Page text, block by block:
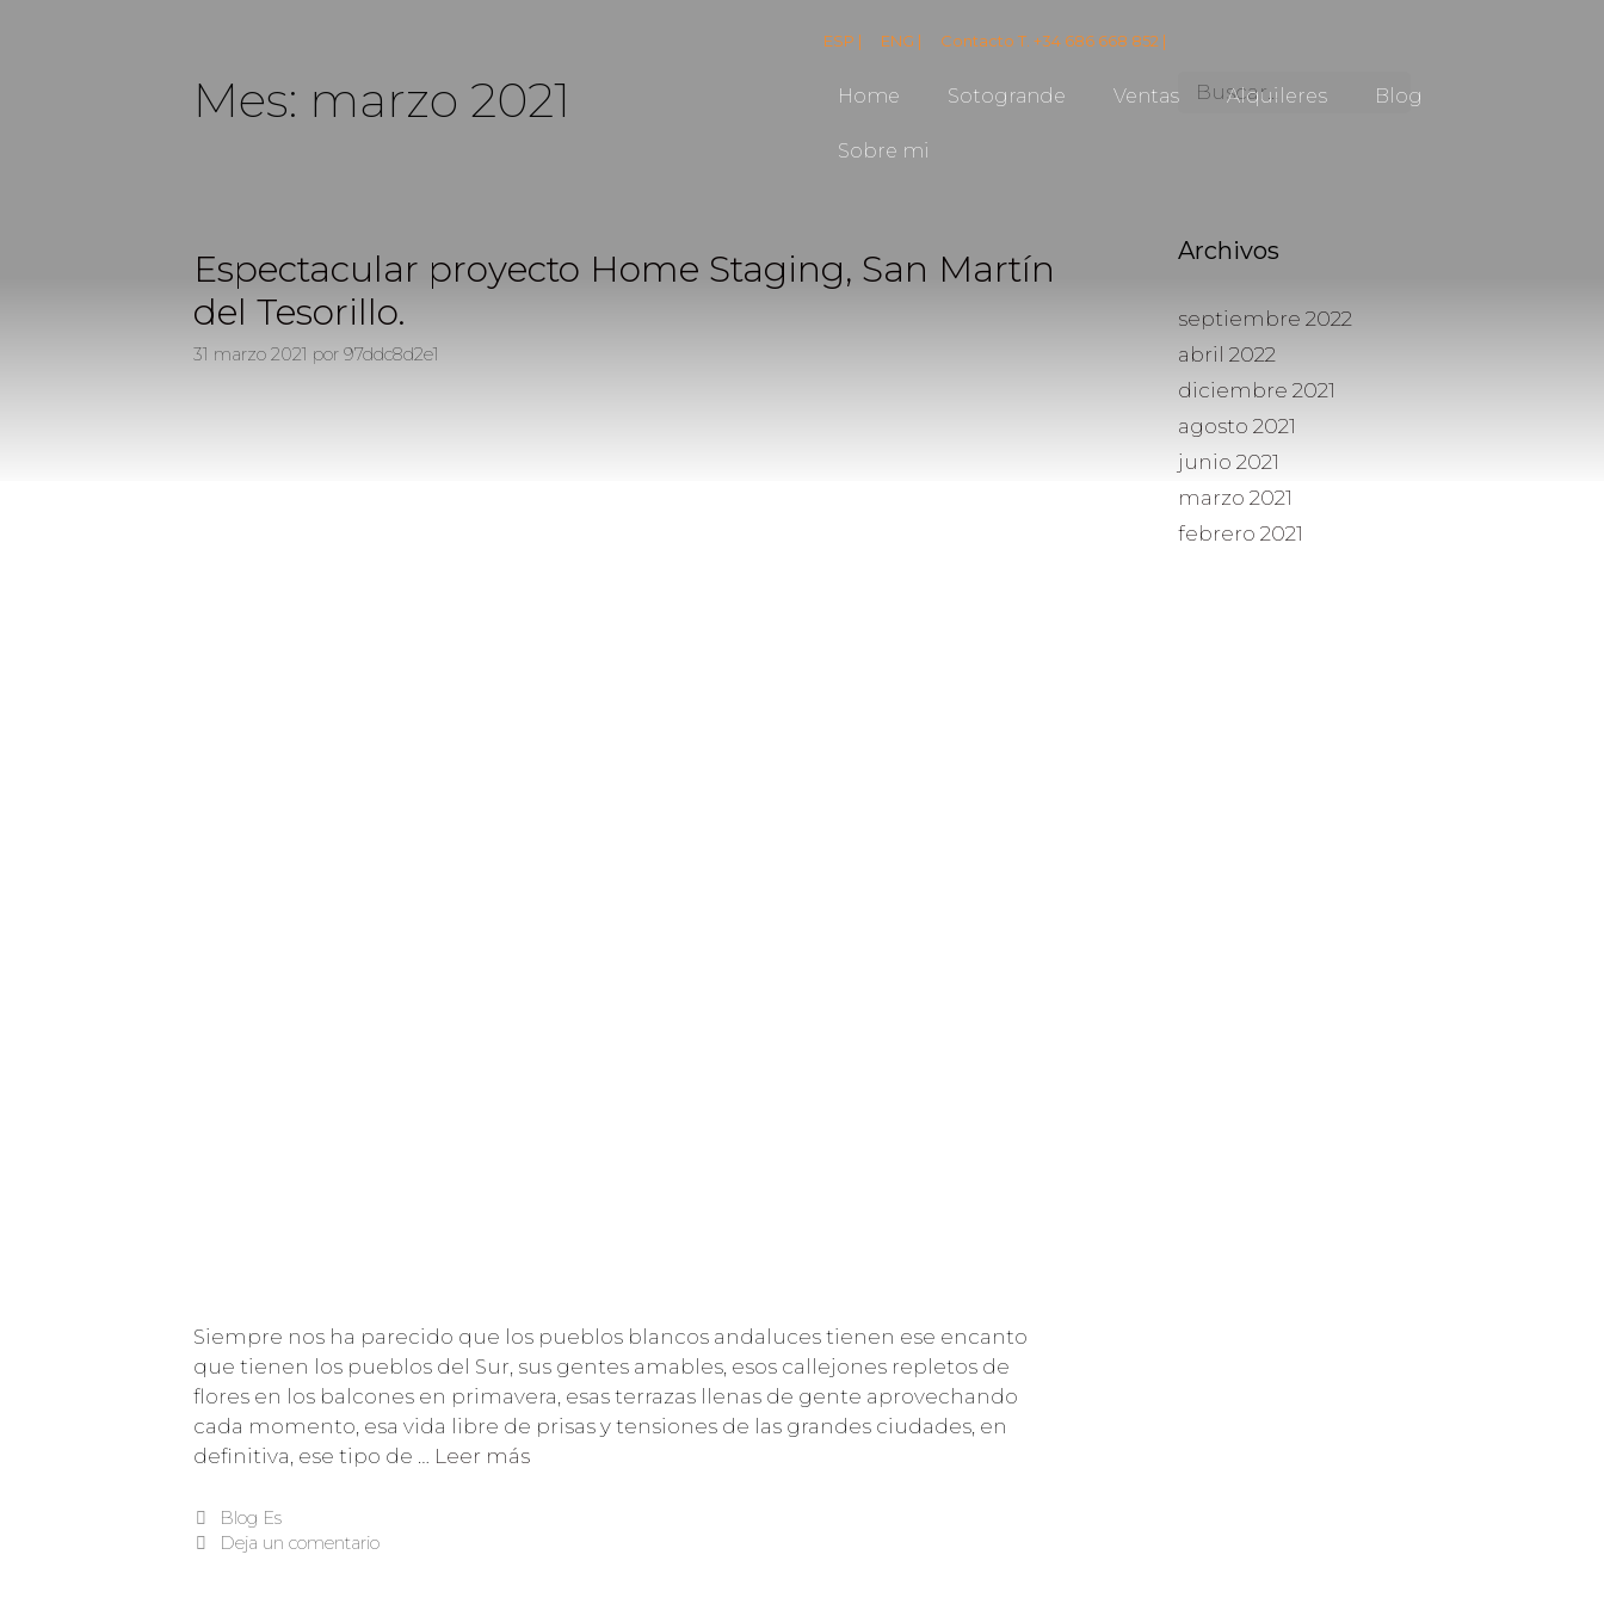
ESP | ENG | Contacto T. +34 686 668 852 |
Home Sotogrande Ventas Alquileres Blog
Sobre mi
Mes: marzo 2021
Espectacular proyecto Home Staging, San Martín
del Tesorillo.
31 marzo 2021 por 97ddc8d2e1
Siempre nos ha parecido que los pueblos blancos andaluces tienen ese encanto
que tienen los pueblos del Sur, sus gentes amables, esos callejones repletos de
flores en los balcones en primavera, esas terrazas llenas de gente aprovechando
cada momento, esa vida libre de prisas y tensiones de las grandes ciudades, en
definitiva, ese tipo de … Leer más
Blog Es
Deja un comentario
Archivos
septiembre 2022
abril 2022
diciembre 2021
agosto 2021
junio 2021
marzo 2021
febrero 2021